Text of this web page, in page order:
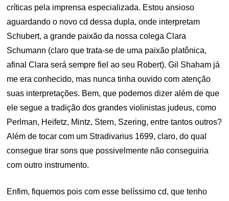
críticas pela imprensa especializada. Estou ansioso
aguardando o novo cd dessa dupla, onde interpretam
Schubert, a grande paixão da nossa colega Clara
Schumann (claro que trata-se de uma paixão platônica,
afinal Clara será sempre fiel ao seu Robert). Gil Shaham já
me era conhecido, mas nunca tinha ouvido com atenção
suas interpretações. Bem, que podemos dizer além de que
ele segue a tradição dos grandes violinistas judeus, como
Perlman, Heifetz, Mintz, Stern, Szering, entre tantos outros?
Além de tocar com um Stradivarius 1699, claro, do qual
consegue tirar sons que possivelmente não conseguiria
com outro instrumento.
Enfim, fiquemos pois com esse belíssimo cd, que tenho